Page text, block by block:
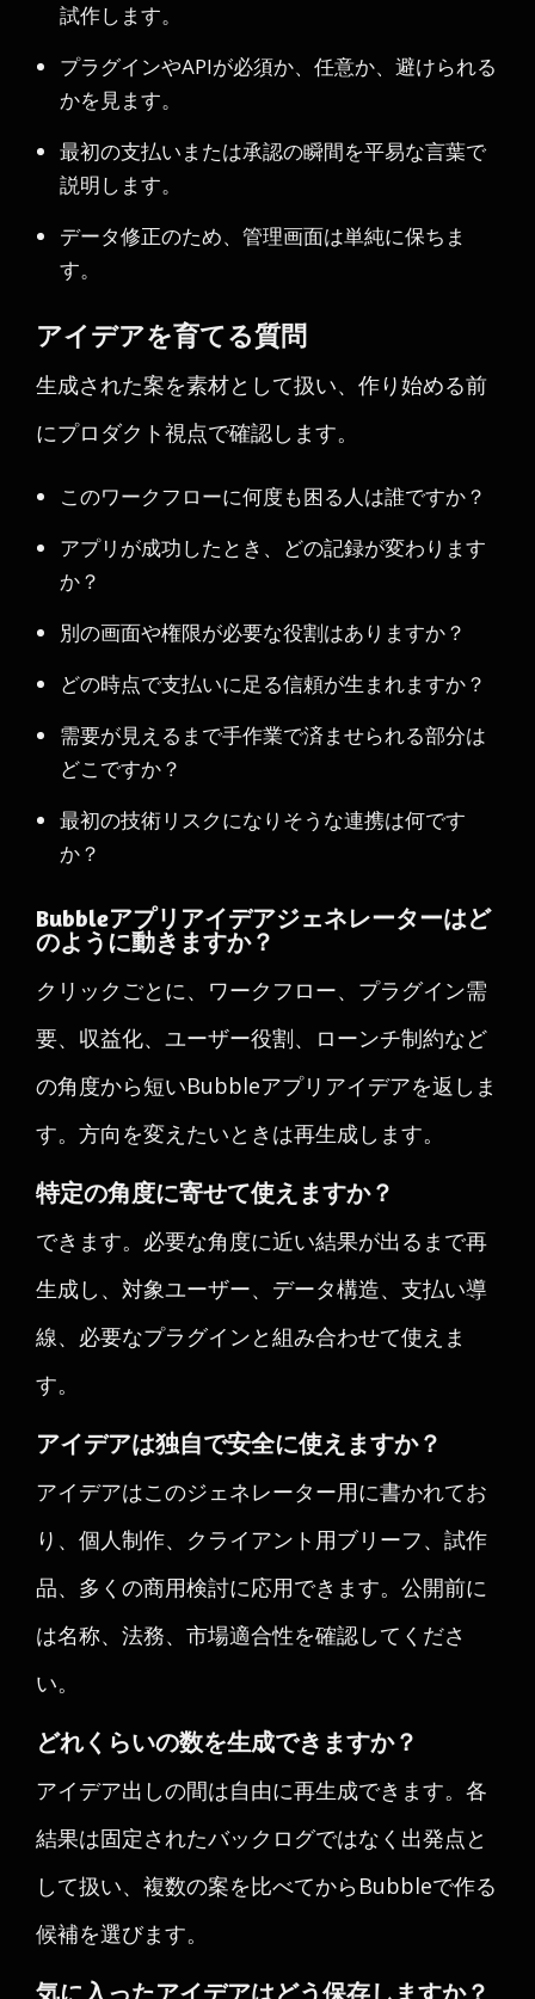
試作します。
プラグインやAPIが必須か、任意か、避けられる
かを見ます。
最初の支払いまたは承認の瞬間を平易な言葉で
説明します。
データ修正のため、管理画面は単純に保ちま
す。
アイデアを育てる質問
生成された案を素材として扱い、作り始める前
にプロダクト視点で確認します。
このワークフローに何度も困る人は誰ですか？
アプリが成功したとき、どの記録が変わります
か？
別の画面や権限が必要な役割はありますか？
どの時点で支払いに足る信頼が生まれますか？
需要が見えるまで手作業で済ませられる部分は
どこですか？
最初の技術リスクになりそうな連携は何です
か？
Bubbleアプリアイデアジェネレーターはど
のように動きますか？
クリックごとに、ワークフロー、プラグイン需
要、収益化、ユーザー役割、ローンチ制約など
の角度から短いBubbleアプリアイデアを返しま
す。方向を変えたいときは再生成します。
特定の角度に寄せて使えますか？
できます。必要な角度に近い結果が出るまで再
生成し、対象ユーザー、データ構造、支払い導
線、必要なプラグインと組み合わせて使えま
す。
アイデアは独自で安全に使えますか？
アイデアはこのジェネレーター用に書かれてお
り、個人制作、クライアント用ブリーフ、試作
品、多くの商用検討に応用できます。公開前に
は名称、法務、市場適合性を確認してくださ
い。
どれくらいの数を生成できますか？
アイデア出しの間は自由に再生成できます。各
結果は固定されたバックログではなく出発点と
して扱い、複数の案を比べてからBubbleで作る
候補を選びます。
気に入ったアイデアはどう保存しますか？